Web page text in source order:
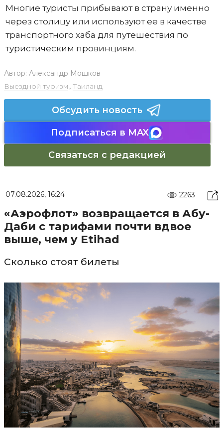
Многие туристы прибывают в страну именно
через столицу или используют ее в качестве
транспортного хаба для путешествия по
туристическим провинциям.
Автор: Александр Мошков
Выездной туризм , Таиланд
Обсудить новость
Подписаться в MAX
Связаться с редакцией
07.08.2026, 16:24 2263
«Аэрофлот» возвращается в Абу-
Даби с тарифами почти вдвое
выше, чем у Etihad
Сколько стоят билеты